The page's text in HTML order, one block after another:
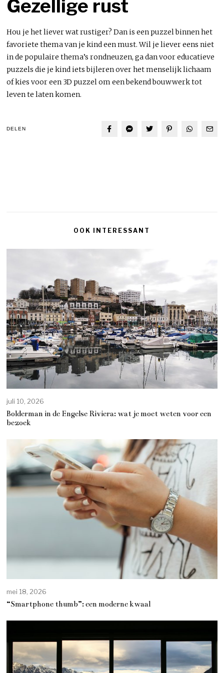
Gezellige rust
Hou je het liever wat rustiger? Dan is een puzzel binnen het
favoriete thema van je kind een must. Wil je liever eens niet
in de populaire thema’s rondneuzen, ga dan voor educatieve
puzzels die je kind iets bijleren over het menselijk lichaam
of kies voor een 3D puzzel om een bekend bouwwerk tot
leven te laten komen.
DELEN
OOK INTERESSANT
juli 10, 2026
Bolderman in de Engelse Riviera: wat je moet weten voor een
bezoek
mei 18, 2026
“Smartphone thumb”: een moderne kwaal